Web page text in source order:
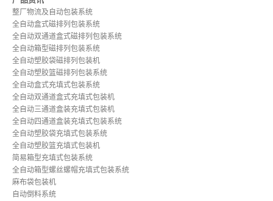
整厂物流及自动包装系统
全自动盒式磁排列包装系统
全自动双通道盒式磁排列包装系统
全自动箱型磁排列包装系统
全自动塑胶袋磁排列包装机
全自动塑胶篮磁排列包装系统
全自动盒式充填式包装系统
全自动双通道盒式充填式包装机
全自动三通道盒装充填式包装机
全自动四通道盒装充填式包装系统
全自动塑胶袋充填式包装系统
全自动塑胶篮充填式包装机
简易箱型充填式包装系统
全自动箱型螺丝螺帽充填式包装系统
麻布袋包装机
自动倒料系统